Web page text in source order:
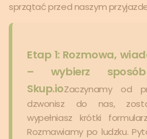
sprzątać przed naszym
Etap 1: Rozmowa,
– wybierz
Skup.ioZaczynamy od
dzwonisz do nas,
wypełniasz krótki
Rozmawiamy po ludzku.